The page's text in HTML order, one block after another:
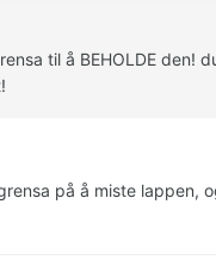
til å BEHOLDE den!
på å miste lappen,